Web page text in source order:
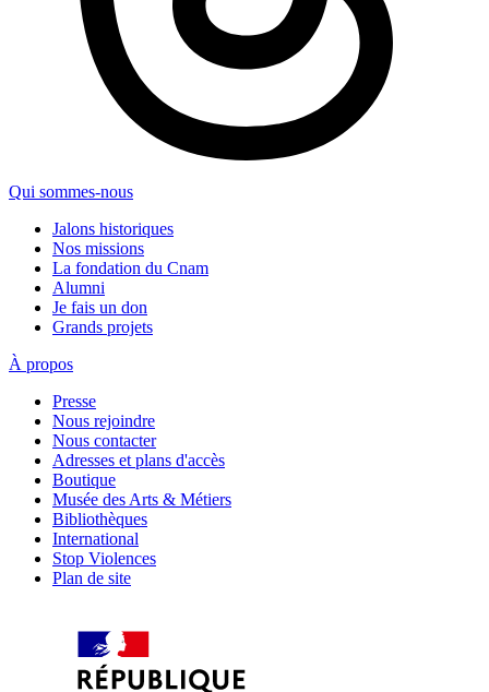
Qui sommes-nous
Jalons historiques
Nos missions
La fondation du Cnam
Alumni
Je fais un don
Grands projets
À propos
Presse
Nous rejoindre
Nous contacter
Adresses et plans d'accès
Boutique
Musée des Arts & Métiers
Bibliothèques
International
Stop Violences
Plan de site